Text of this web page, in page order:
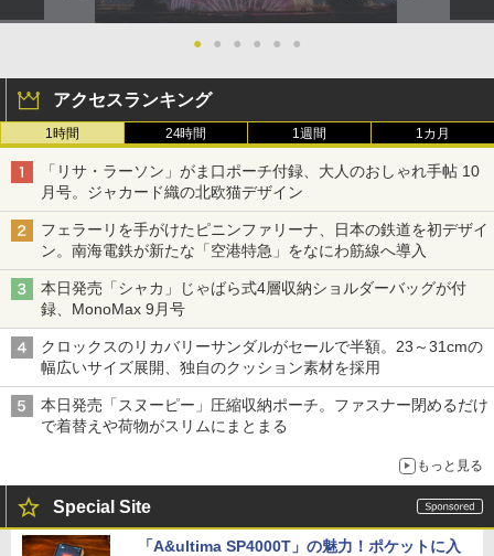
● ● ● ● ● ●
アクセスランキング
1時間 24時間 1週間 1カ月
「リサ・ラーソン」がま口ポーチ付録、大人のおしゃれ手帖 10
月号。ジャカード織の北欧猫デザイン
フェラーリを手がけたピニンファリーナ、日本の鉄道を初デザイ
ン。南海電鉄が新たな「空港特急」をなにわ筋線へ導入
本日発売「シャカ」じゃばら式4層収納ショルダーバッグが付
録、MonoMax 9月号
クロックスのリカバリーサンダルがセールで半額。23～31cmの
幅広いサイズ展開、独自のクッション素材を採用
本日発売「スヌーピー」圧縮収納ポーチ。ファスナー閉めるだけ
で着替えや荷物がスリムにまとまる
もっと見る
Special Site
「A&ultima SP4000T」の魅力！ポケットに入